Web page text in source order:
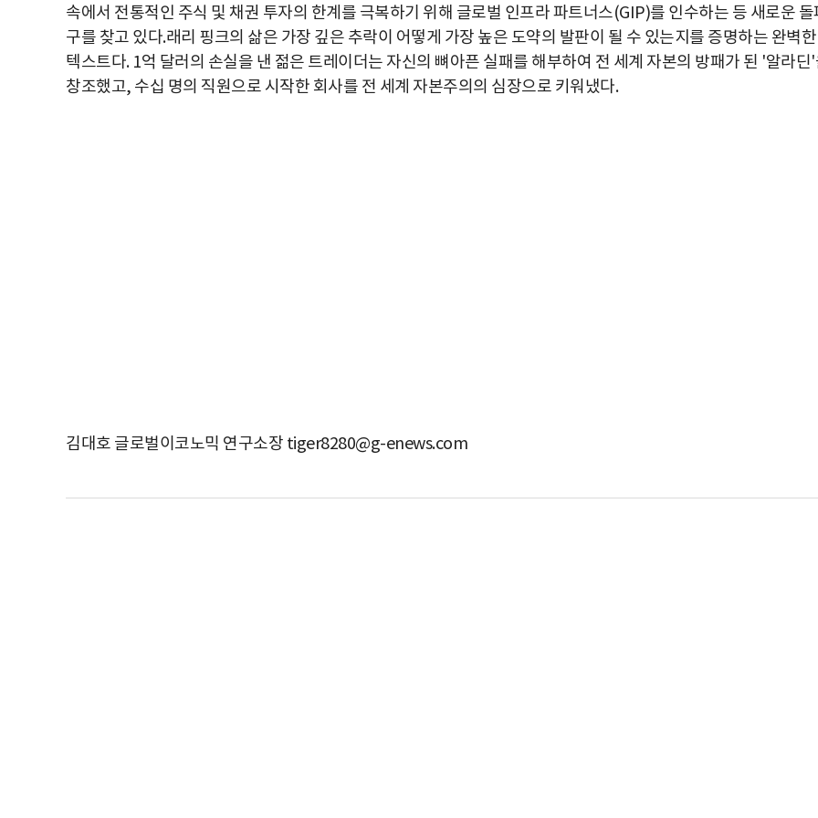
속에서 전통적인 주식 및 채권 투자의 한계를 극복하기 위해 글로벌 인프라 파트너스(GIP)를 인수하는 등 새로운 돌
구를 찾고 있다.래리 핑크의 삶은 가장 깊은 추락이 어떻게 가장 높은 도약의 발판이 될 수 있는지를 증명하는 완벽한
텍스트다. 1억 달러의 손실을 낸 젊은 트레이더는 자신의 뼈아픈 실패를 해부하여 전 세계 자본의 방패가 된 '알라딘
창조했고, 수십 명의 직원으로 시작한 회사를 전 세계 자본주의의 심장으로 키워냈다.
김대호 글로벌이코노믹 연구소장 tiger8280@g-enews.com